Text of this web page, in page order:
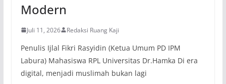
Modern
Juli 11, 2026 Redaksi Ruang Kaji
Penulis Ijlal Fikri Rasyidin (Ketua Umum PD IPM
Labura) Mahasiswa RPL Universitas Dr.Hamka Di era
digital, menjadi muslimah bukan lagi